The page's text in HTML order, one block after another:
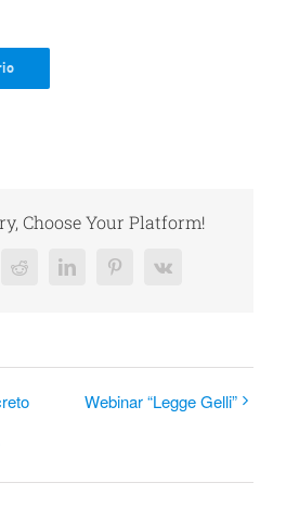
Choose Your Platform!
RedditLinkedInPinterest
Vk
Webinar “Legge Gelli”